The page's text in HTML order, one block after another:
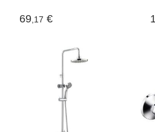
- Certifié NF - Noir
(Noir)
69,17 €